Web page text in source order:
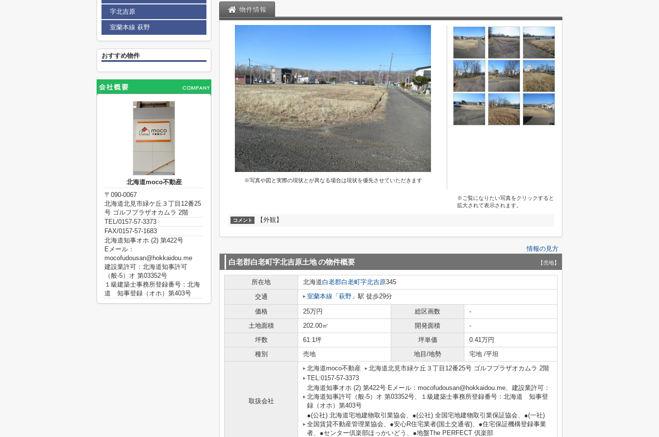
物件情報
※写真や図と実際の現状とが異なる場合は現状を優先させていただきます
※ご覧になりたい写真をクリックすると
拡大されて表示されます。
コメント 【外観】
情報の見方
白老郡白老町字北吉原土地の物件概要 【売地】
所在地 北海道白老郡白老町字北吉原345
交通
室蘭本線 「 萩野 」駅 徒歩29分
価格 25万円 総区画数
-
土地面積
202.00㎡ 開発面積
-
坪数
61.1坪 坪単価
0.41万円
種別
売地 地目/地勢 宅地 /平坦
取扱会社
北海道moco不動産
北海道北見市緑ケ丘３丁目12番25号 ゴルフプラザオカムラ 2階
TEL:0157-57-3373
北海道知事オホ (2) 第422号 Eメール：mocofudousan@hokkaidou.me、建設業許可：
北海道知事許可（般-5）オ 第03352号、１級建築士事務所登録番号：北海道 知事登
録（オホ）第403号
●(公社) 北海道宅地建物取引業協会、●(公社) 全国宅地建物取引業保証協会、●(一社)
全国賃貸不動産管理業協会、●安心R住宅業者(国土交通省)、●住宅保証機構登録事業
者、●センター倶楽部ほっかいどう、●地盤The PERFECT 倶楽部
字北吉原
室蘭本線 萩野
おすすめ物件
北海道moco不動産
〒090-0067
北海道北見市緑ケ丘３丁目12番25
号 ゴルフプラザオカムラ 2階
TEL/0157-57-3373
FAX/0157-57-1683
北海道知事オホ (2) 第422号
Eメール：
mocofudousan@hokkaidou.me
建設業許可：北海道知事許可
（般-5）オ 第03352号
１級建築士事務所登録番号：北海
道 知事登録（オホ）第403号